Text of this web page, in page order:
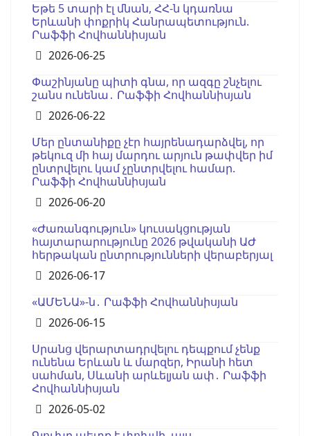
Եթե 5 տարի էլ մնան, ՀՀ-ն կդառնա
Երևանի փոքրիկ Հանրապետություն.
Րաֆֆի Հովհաննիսյան
Details
2026-06-25
Փաշինյանը պիտի գնա, որ ազգը շնչելու
շանս ունենա․ Րաֆֆի Հովհաննիսյան
Details
2026-06-22
Մեր ընտանիքը չէր հայրենադարձվել, որ
թեկուզ մի հայ մարդու արյուն թափվեր իմ
ընտրվելու կամ չընտրվելու համար.
Րաֆֆի Հովհաննիսյան
Details
2026-06-20
«Ժառանգություն» կուսակցության
հայտարարությունը 2026 թվականի ԱԺ
հերթական ընտրությունների վերաբերյալ
Details
2026-06-17
«ԱՄԵՆԱ»-ն․ Րաֆֆի Հովհաննիսյան
Details
2026-06-15
Սրանց վերարտադրվելու դեպքում չենք
ունենա Երևան և մարզեր, Իրանի հետ
սահման, Սևանի արևելյան ափ․ Րաֆֆի
Հովհաննիսյան
Details
2026-05-02